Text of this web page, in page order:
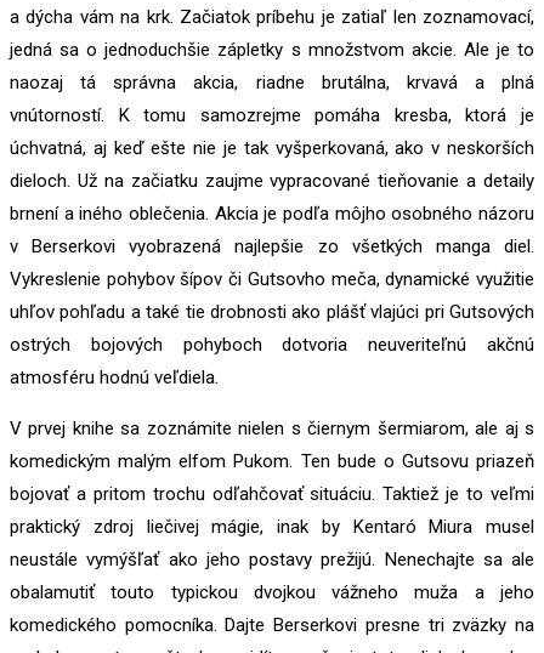
a dýcha vám na krk. Začiatok príbehu je zatiaľ len zoznamovací,
jedná sa o jednoduchšie zápletky s množstvom akcie. Ale je to
naozaj tá správna akcia, riadne brutálna, krvavá a plná
vnútorností. K tomu samozrejme pomáha kresba, ktorá je
úchvatná, aj keď ešte nie je tak vyšperkovaná, ako v neskorších
dieloch. Už na začiatku zaujme vypracované tieňovanie a detaily
brnení a iného oblečenia. Akcia je podľa môjho osobného názoru
v Berserkovi vyobrazená najlepšie zo všetkých manga diel.
Vykreslenie pohybov šípov či Gutsovho meča, dynamické využitie
uhľov pohľadu a také tie drobnosti ako plášť vlajúci pri Gutsových
ostrých bojových pohyboch dotvoria neuveriteľnú akčnú
atmosféru hodnú veľdiela.
V prvej knihe sa zoznámite nielen s čiernym šermiarom, ale aj s
komedickým malým elfom Pukom. Ten bude o Gutsovu priazeň
bojovať a pritom trochu odľahčovať situáciu. Taktiež je to veľmi
praktický zdroj liečivej mágie, inak by Kentaró Miura musel
neustále vymýšľať ako jeho postavy prežijú. Nenechajte sa ale
obalamutiť touto typickou dvojkou vážneho muža a jeho
komedického pomocníka. Dajte Berserkovi presne tri zväzky na